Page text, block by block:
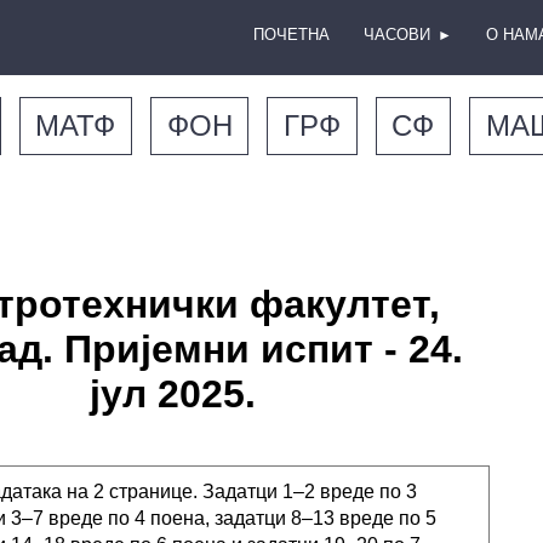
ПОЧЕТНА ЧАСОВИ ► О
МАТФ ФОН ГРФ СФ
факултет,
Пријемни испит - 24.
јул 2025.
на 2 странице. Задатци 1–2 вреде по 3
3–7 вреде по 4 поена, задатци 8–13 вреде по 5